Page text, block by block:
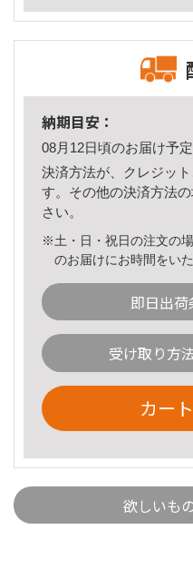
納期目安：
08月12日頃のお届け予定
決済方法が、クレジッ
す。その他の決済方法
さい。
※土・日・祝日の注文の
のお届けにお時間をい
即日出
受け取り方
カー
欲しいも